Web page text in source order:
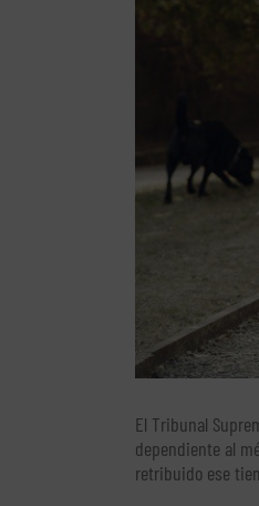
El Tribunal
dependiente al
retribuido ese